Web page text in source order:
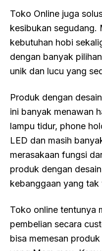
Toko Online juga
kesibukan segudang.
kebutuhan hobi
dengan banyak
unik dan lucu yang
Produk dengan
ini banyak menawan
lampu tidur, phone
LED dan masih
merasakaan fungsi
produk dengan
kebanggaan yang tak
Toko online tentunya
pembelian secara
bisa memesan